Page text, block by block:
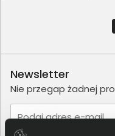
Newsletter
Nie przegap żadnej
Podaj adres e-mail